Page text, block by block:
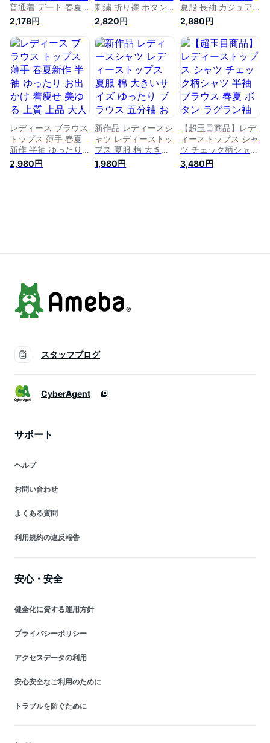
普通着 デート 春夏
通勤 女子会 五分袖
お出かけ 上品 シン
プル カジュアル オ
シャレ ファション
可愛い 大きいサイズ
体型カバー チュニッ
ク 立ち襟 詰襟 ボタ
ン付き リネンブラウ
ス 綿麻シャツ
2,178円
刺繍 折り襟 ボタン
夏ブラウス 植物柄
大きいサイズ ゆった
り コットン シャツ
春夏 トップス お出
かけ オシャレ ファ
ション 可愛い 上品
シンプル 大人 人気
普通着 デート 通勤
女子会 食事会 カジ
ュアル
2,820円
夏服 長袖 カジュア
ル おしゃれ 大人ブ
ラウス ゆったり シ
ンプル きれいめ 通
勤 無地 体型カバー t
シャツ レディース
春夏新作 大人トップ
ス レディース ファ
ッション 大きいサイ
ズ オフィス 杏色 ブ
ラウン エレガント
2,880円
レディース ブラウス
トップス 薄手 春夏
新作 半袖 ゆったり
お出かけ 着痩せ 美
ゆる 上質 上品 大人
2,980円
新作品 レディースシ
ャツ レディーストッ
プス 夏服 棉 大きい
サイズ ゆったり ブ
ラウス 五分袖 お出
1,980円
【超玉目商品】レデ
ィーストップス シャ
ツ チェック柄シャツ
半袖ブラウス 春夏
ボタン ラグラン袖
3,480円
スタッフブログ
CyberAgent
サポート
ヘルプ
お問い合わせ
よくある質問
利用規約の違反報告
安心・安全
健全化に資する運用方針
プライバシーポリシー
アクセスデータの利用
安心安全なご利用のために
トラブルを防ぐために